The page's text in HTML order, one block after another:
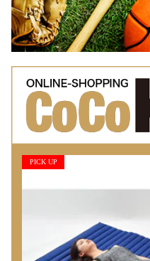
PICK UP